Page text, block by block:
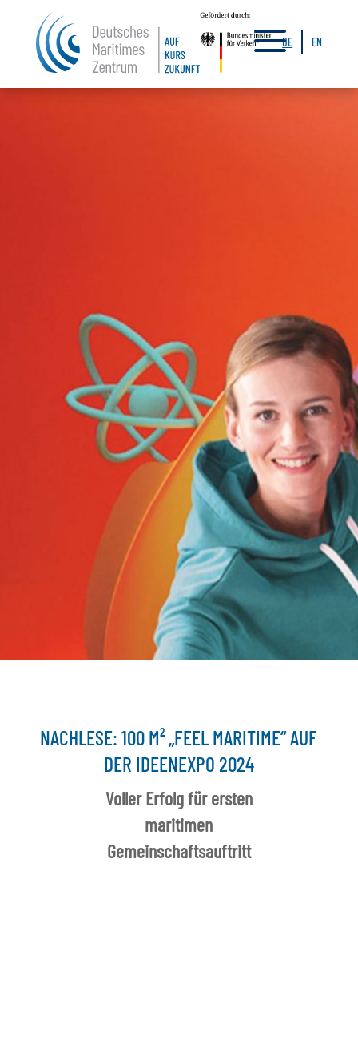
a
DE EN
NACHLESE: 100 M² „FEEL MARITIME“ AUF
DER IDEENEXPO 2024
Voller Erfolg für ersten
maritimen
Gemeinschaftsauftritt